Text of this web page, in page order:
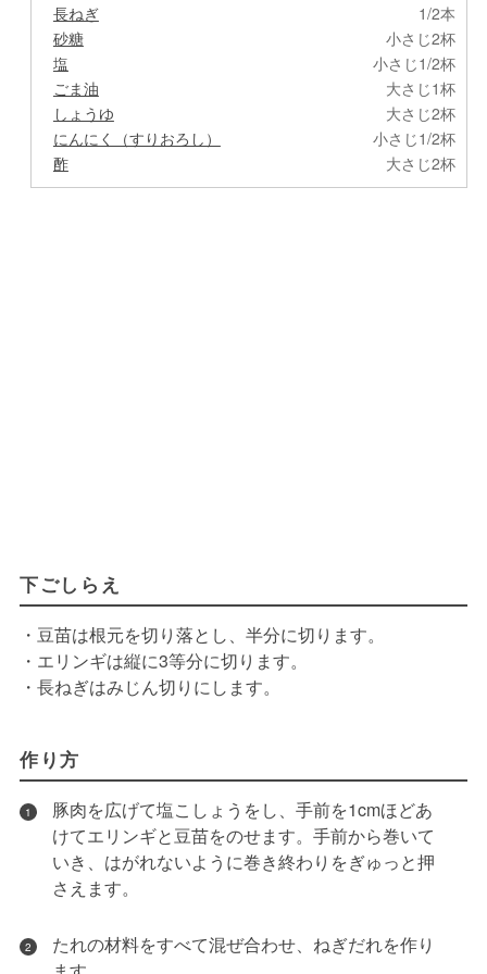
長ねぎ
1/2本
砂糖
小さじ2杯
塩
小さじ1/2杯
ごま油
大さじ1杯
しょうゆ
大さじ2杯
にんにく（すりおろし）
小さじ1/2杯
酢
大さじ2杯
下ごしらえ
・豆苗は根元を切り落とし、半分に切ります。
・エリンギは縦に3等分に切ります。
・長ねぎはみじん切りにします。
作り方
1
豚肉を広げて塩こしょうをし、手前を1cmほどあ
けてエリンギと豆苗をのせます。手前から巻いて
いき、はがれないように巻き終わりをぎゅっと押
さえます。
2
たれの材料をすべて混ぜ合わせ、ねぎだれを作り